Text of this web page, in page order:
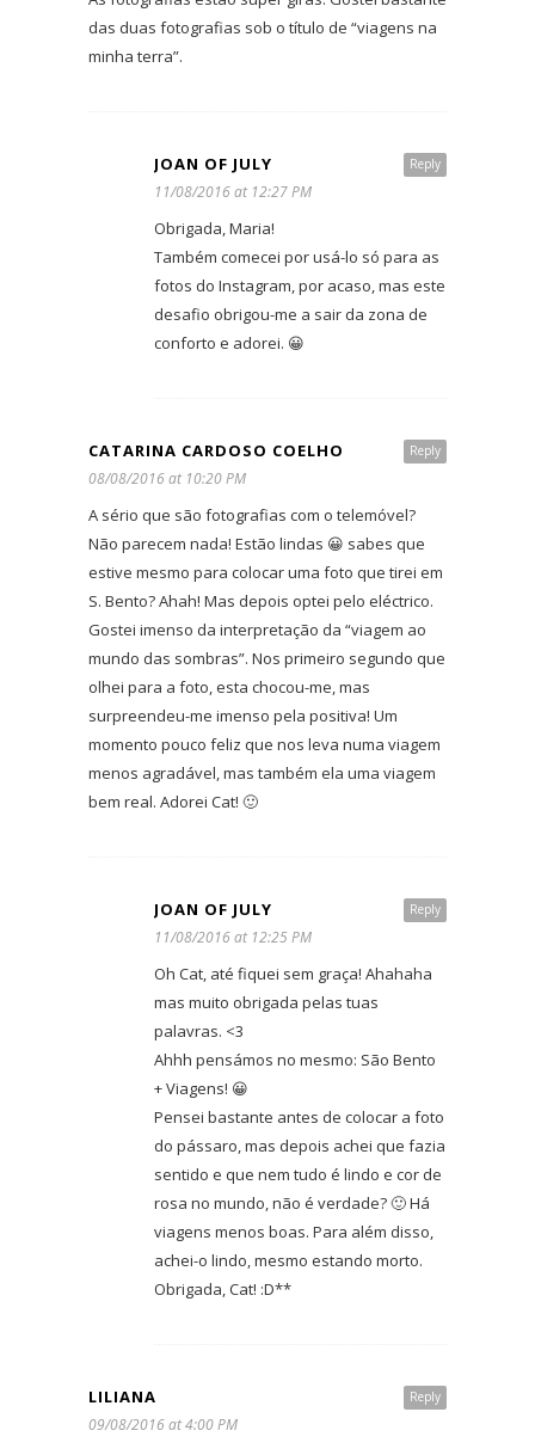
das duas fotografias sob o título de “viagens na
minha terra”.
Reply
JOAN OF JULY
11/08/2016 at 12:27 PM
Obrigada, Maria!
Também comecei por usá-lo só para as
fotos do Instagram, por acaso, mas este
desafio obrigou-me a sair da zona de
conforto e adorei. 😀
Reply
CATARINA CARDOSO COELHO
08/08/2016 at 10:20 PM
A sério que são fotografias com o telemóvel?
Não parecem nada! Estão lindas 😀 sabes que
estive mesmo para colocar uma foto que tirei em
S. Bento? Ahah! Mas depois optei pelo eléctrico.
Gostei imenso da interpretação da “viagem ao
mundo das sombras”. Nos primeiro segundo que
olhei para a foto, esta chocou-me, mas
surpreendeu-me imenso pela positiva! Um
momento pouco feliz que nos leva numa viagem
menos agradável, mas também ela uma viagem
bem real. Adorei Cat! 🙂
Reply
JOAN OF JULY
11/08/2016 at 12:25 PM
Oh Cat, até fiquei sem graça! Ahahaha
mas muito obrigada pelas tuas
palavras. <3
Ahhh pensámos no mesmo: São Bento
+ Viagens! 😀
Pensei bastante antes de colocar a foto
do pássaro, mas depois achei que fazia
sentido e que nem tudo é lindo e cor de
rosa no mundo, não é verdade? 🙂 Há
viagens menos boas. Para além disso,
achei-o lindo, mesmo estando morto.
Obrigada, Cat! :D**
Reply
LILIANA
09/08/2016 at 4:00 PM